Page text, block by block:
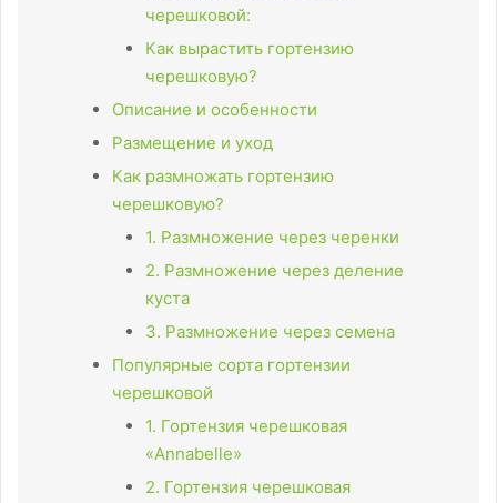
черешковой:
Как вырастить гортензию
черешковую?
Описание и особенности
Размещение и уход
Как размножать гортензию
черешковую?
1. Размножение через черенки
2. Размножение через деление
куста
3. Размножение через семена
Популярные сорта гортензии
черешковой
1. Гортензия черешковая
«Annabelle»
2. Гортензия черешковая